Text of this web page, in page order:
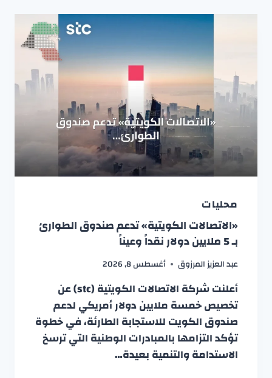
محليات
«الاتصالات الكويتية» تدعم صندوق الطوارئ
بـ 5 ملايين دولار نقداً وعيناً
عبد العزيز المرزوق أغسطس 8, 2026
أعلنت شركة الاتصالات الكويتية (stc) عن
تخصيص خمسة ملايين دولار أمريكي لدعم
صندوق الكويت للاستجابة الطارئة، في خطوة
تؤكد التزامها بالمبادرات الوطنية التي ترسخ
الاستدامة والتنمية بعيدة…